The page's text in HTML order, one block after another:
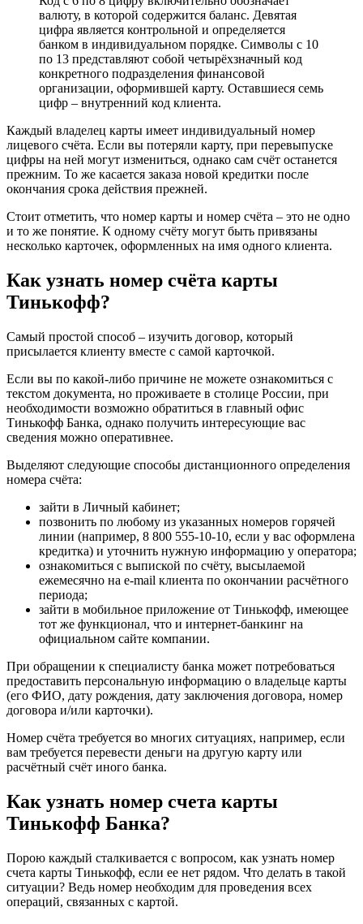
валюту, в которой содержится баланс. Девятая
цифра является контрольной и определяется
банком в индивидуальном порядке. Символы с 10
по 13 представляют собой четырёхзначный код
конкретного подразделения финансовой
организации, оформившей карту. Оставшиеся семь
цифр – внутренний код клиента.
Каждый владелец карты имеет индивидуальный номер
лицевого счёта. Если вы потеряли карту, при перевыпуске
цифры на ней могут измениться, однако сам счёт останется
прежним. То же касается заказа новой кредитки после
окончания срока действия прежней.
Стоит отметить, что номер карты и номер счёта – это не одно
и то же понятие. К одному счёту могут быть привязаны
несколько карточек, оформленных на имя одного клиента.
Как узнать номер счёта карты
Тинькофф?
Самый простой способ – изучить договор, который
присылается клиенту вместе с самой карточкой.
Если вы по какой-либо причине не можете ознакомиться с
текстом документа, но проживаете в столице России, при
необходимости возможно обратиться в главный офис
Тинькофф Банка, однако получить интересующие вас
сведения можно оперативнее.
Выделяют следующие способы дистанционного определения
номера счёта:
зайти в Личный кабинет;
позвонить по любому из указанных номеров горячей
линии (например, 8 800 555-10-10, если у вас оформлена
кредитка) и уточнить нужную информацию у оператора;
ознакомиться с выпиской по счёту, высылаемой
ежемесячно на e-mail клиента по окончании расчётного
периода;
зайти в мобильное приложение от Тинькофф, имеющее
тот же функционал, что и интернет-банкинг на
официальном сайте компании.
При обращении к специалисту банка может потребоваться
предоставить персональную информацию о владельце карты
(его ФИО, дату рождения, дату заключения договора, номер
договора и/или карточки).
Номер счёта требуется во многих ситуациях, например, если
вам требуется перевести деньги на другую карту или
расчётный счёт иного банка.
Как узнать номер счета карты
Тинькофф Банка?
Порою каждый сталкивается с вопросом, как узнать номер
счета карты Тинькофф, если ее нет рядом. Что делать в такой
ситуации? Ведь номер необходим для проведения всех
операций, связанных с картой.